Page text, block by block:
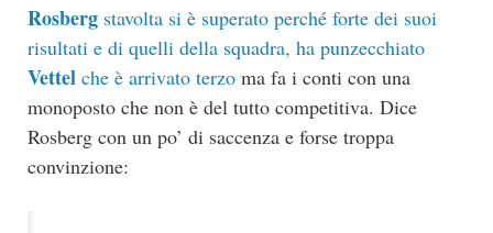
Rosberg stavolta si è superato perché forte dei suoi
risultati e di quelli della squadra, ha punzecchiato
Vettel che è arrivato terzo ma fa i conti con una
monoposto che non è del tutto competitiva. Dice
Rosberg con un po’ di saccenza e forse troppa
convinzione: